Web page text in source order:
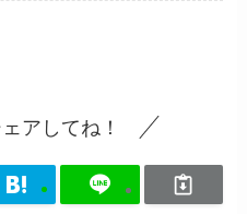
アしてね！